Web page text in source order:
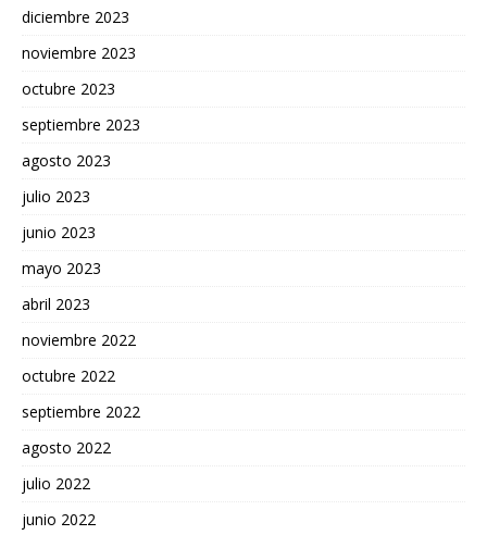
diciembre 2023
noviembre 2023
octubre 2023
septiembre 2023
agosto 2023
julio 2023
junio 2023
mayo 2023
abril 2023
noviembre 2022
octubre 2022
septiembre 2022
agosto 2022
julio 2022
junio 2022